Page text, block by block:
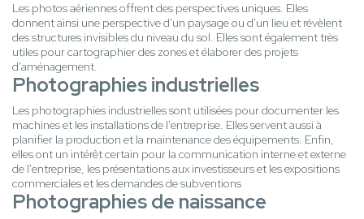
Les photos aériennes offrent des perspectives uniques. Elles
donnent ainsi une perspective d'un paysage ou d'un lieu et révèlent
des structures invisibles du niveau du sol. Elles sont également très
utiles pour cartographier des zones et élaborer des projets
d'aménagement.
Photographies industrielles
Les photographies industrielles sont utilisées pour documenter les
machines et les installations de l'entreprise. Elles servent aussi à
planifier la production et la maintenance des équipements. Enfin,
elles ont un intérêt certain pour la communication interne et externe
de l'entreprise, les présentations aux investisseurs et les expositions
commerciales et les demandes de subventions
Photographies de naissance